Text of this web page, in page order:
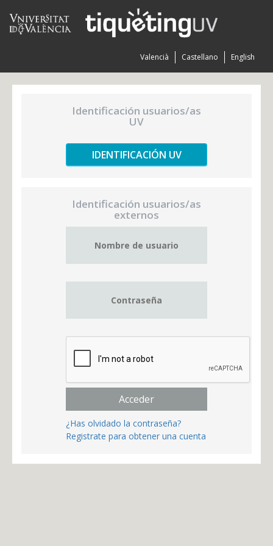
English
Castellano
Valencià
Identificación usuarios/as
UV
IDENTIFICACIÓN UV
Identificación usuarios/as
externos
Acceder
¿Has olvidado la contraseña?
Registrate para obtener una cuenta